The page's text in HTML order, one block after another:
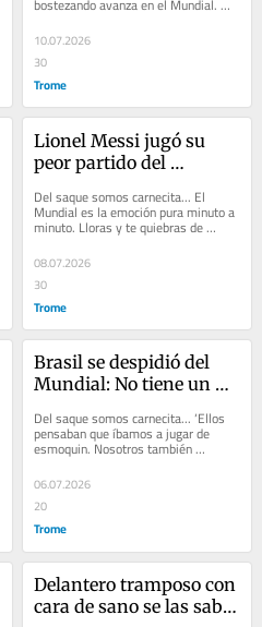
Nunca fue rival. Le...
10.07.2026
30
Trome
Lionel Messi jugó su
peor partido del
68’ le bastó frotar el
balón para ser
Del saque somos carnecita... El
Mundial es la emoción pura minuto a
minuto. Lloras y te quiebras de
alegría o tristeza. Si avanzas, es
como si...
08.07.2026
30
Trome
Brasil se despidió del
Mundial: No tiene un
lo de Vinicius Jr. no
alcanza
Del saque somos carnecita... ‘Ellos
pensaban que íbamos a jugar de
esmoquin. Nosotros también
sabemos jugar el fútbol de m...’,
declaró el...
06.07.2026
20
Trome
Delantero tramposo con
cara de sano se las sabe